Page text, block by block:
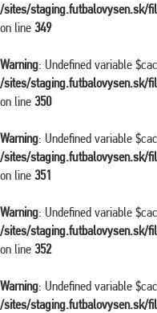
/sites/staging.futbalovysen.sk/
on line 349
Warning: Undefined variable
/sites/staging.futbalovysen.sk/
on line 350
Warning: Undefined variable
/sites/staging.futbalovysen.sk/
on line 351
Warning: Undefined variable
/sites/staging.futbalovysen.sk/
on line 352
Warning: Undefined variable
/sites/staging.futbalovysen.sk/